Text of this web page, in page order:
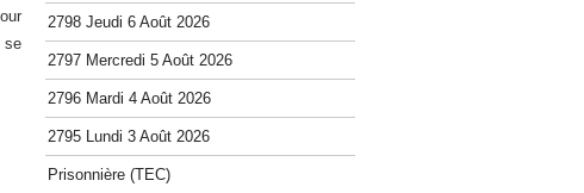
se
2798 Jeudi 6 Août 2026
2797 Mercredi 5 Août 2026
2796 Mardi 4 Août 2026
2795 Lundi 3 Août 2026
Prisonnière (TEC)